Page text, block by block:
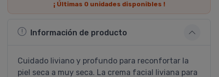
¡ Últimas 0unidades disponibles !
Información de producto
Cuidado liviano y profundo para reconfortar la
piel seca a muy seca. La crema facial liviana para